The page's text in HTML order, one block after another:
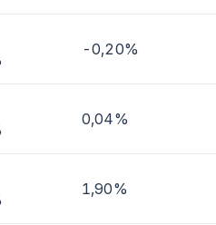
-0,20%
0,04%
1,90%